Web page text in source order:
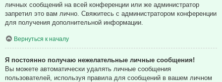
личных сообщений на всей конференции или же администратор
запретил это вам лично. Свяжитесь с администратором конференции
для получения дополнительной информации.
Вернуться к началу
Я постоянно получаю нежелательные личные сообщения!
Вы можете автоматически удалять личные сообщения
пользователей, используя правила для сообщений в вашем личном